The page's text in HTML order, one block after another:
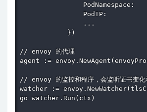
PodNamespace:
PodIP:
                ...
            })
// envoy 的代理
agent :=
// envoy 的监控和程序，会监听证书变
watcher :=
go watcher.Run(ctx)